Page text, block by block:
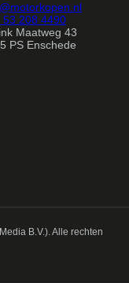
motorkopen.nl
53 208 4490
Maatweg 43
PS Enschede
B.V.). Alle rechten